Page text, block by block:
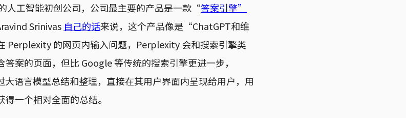
人工智能初创公司，公司最主要的产品是一款“答案引擎”
Srinivas 自己的话来说，这个产品像是“ChatGPT和维
Perplexity 的网页内输入问题，Perplexity 会和搜索引擎类
案的页面，但比 Google 等传统的搜索引擎更进一步，
语言模型总结和整理，直接在其用户界面内呈现给用户，用
一个相对全面的总结。